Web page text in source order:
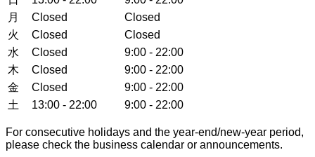
月
Closed
Closed
火
Closed
Closed
水
Closed
9:00 - 22:00
木
Closed
9:00 - 22:00
金
Closed
9:00 - 22:00
土
13:00 - 22:00 9:00 - 22:00
For consecutive holidays and the year-end/new-year period,
please check the business calendar or announcements.